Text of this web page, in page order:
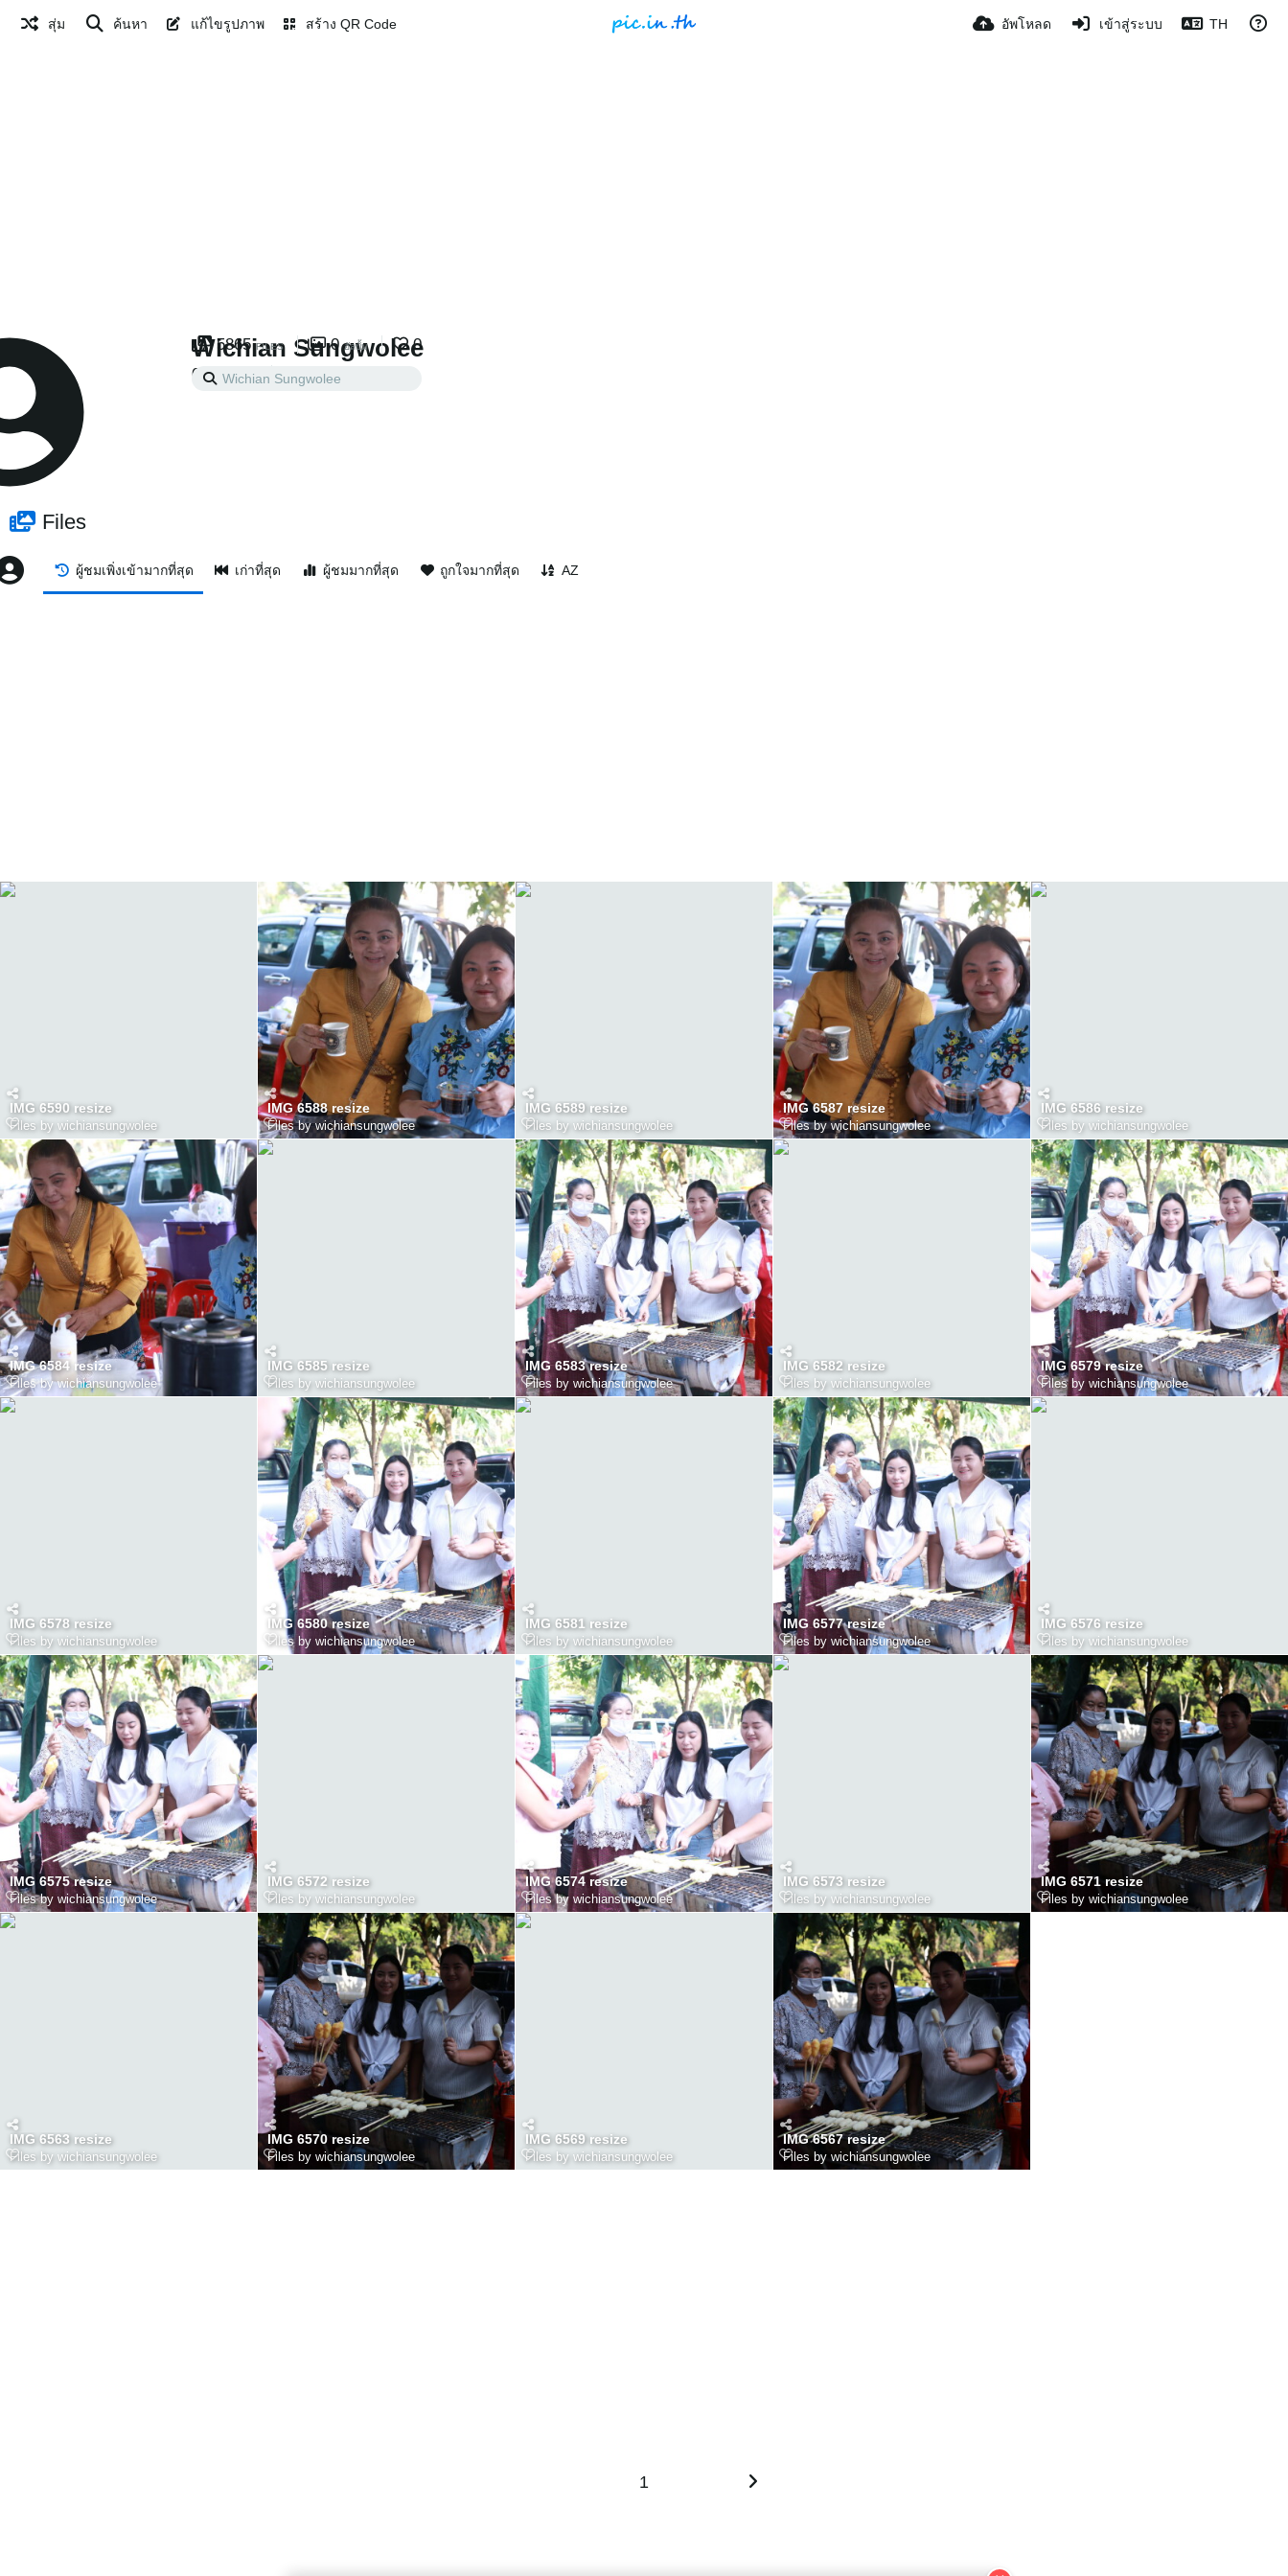
สุ่ม ค้นหา แก้ไขรูปภาพ สร้าง QR Code อัพโหลด เข้าสู่ระบบ TH
Wichian Sungwolee
0 ที่เราติดตาม 0 ผู้ติดตาม
5865 FILES 0 อัลบั้ม 0
Files
ผู้ชมเพิ่งเข้ามากที่สุด เก่าที่สุด ผู้ชมมากที่สุด ถูกใจมากที่สุด AZ
IMG 6590 resize
Files by wichiansungwolee
IMG 6588 resize
Files by wichiansungwolee
IMG 6589 resize
Files by wichiansungwolee
IMG 6587 resize
Files by wichiansungwolee
IMG 6586 resize
Files by wichiansungwolee
IMG 6584 resize
Files by wichiansungwolee
IMG 6585 resize
Files by wichiansungwolee
IMG 6583 resize
Files by wichiansungwolee
IMG 6582 resize
Files by wichiansungwolee
IMG 6579 resize
Files by wichiansungwolee
IMG 6578 resize
Files by wichiansungwolee
IMG 6580 resize
Files by wichiansungwolee
IMG 6581 resize
Files by wichiansungwolee
IMG 6577 resize
Files by wichiansungwolee
IMG 6576 resize
Files by wichiansungwolee
IMG 6575 resize
Files by wichiansungwolee
IMG 6572 resize
Files by wichiansungwolee
IMG 6574 resize
Files by wichiansungwolee
IMG 6573 resize
Files by wichiansungwolee
IMG 6571 resize
Files by wichiansungwolee
IMG 6563 resize
Files by wichiansungwolee
IMG 6570 resize
Files by wichiansungwolee
IMG 6569 resize
Files by wichiansungwolee
IMG 6567 resize
Files by wichiansungwolee
1